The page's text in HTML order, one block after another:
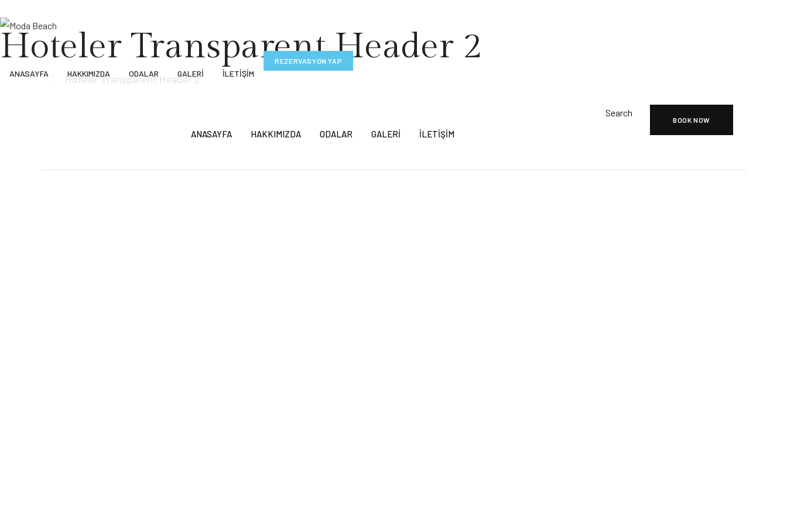
ANASAYFA HAKKIMIZDA ODALAR GALERI İLETIŞIM
REZERVASYON YAP
Hoteler Transparent Header 2
Anasayfa Hoteler Transparent Header 2
ANASAYFA HAKKIMIZDA ODALAR GALERI İLETIŞIM
Search
BOOK NOW